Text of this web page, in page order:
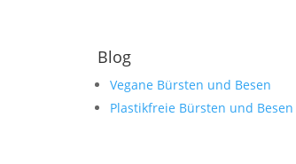
Blog
Vegane Bürsten und Besen
Plastikfreie Bürsten und Besen